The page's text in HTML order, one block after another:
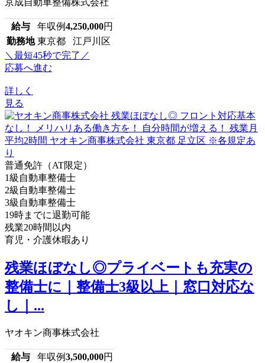
京成自動車整備株式会社
給与 年収例4,250,000円
勤務地 東京都 江戸川区
＼最短45秒で完了／
応募へ進む
詳しく
見る
普通免許（AT限定）
1級自動車整備士
2級自動車整備士
3級自動車整備士
19時までに退勤可能
残業20時間以内
育児・介護休暇あり
残業ほぼなし◎プライベートも充実の
整備士に｜整備士3級以上｜窓口対応な
し｜...
ヤオキン商事株式会社
給与 年収例3,500,000円